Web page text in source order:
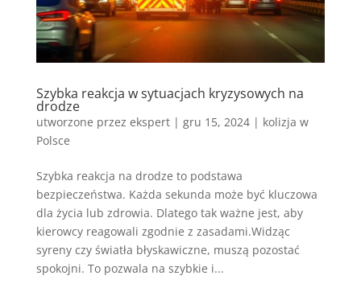
Szybka reakcja w sytuacjach kryzysowych na
drodze
utworzone przez ekspert| gru 15, 2024| kolizja w
Polsce
Szybka reakcja na drodze to podstawa
bezpieczeństwa. Każda sekunda może być kluczowa
dla życia lub zdrowia. Dlatego tak ważne jest, aby
kierowcy reagowali zgodnie z zasadami.Widząc
syreny czy światła błyskawiczne, muszą pozostać
spokojni. To pozwala na szybkie i...